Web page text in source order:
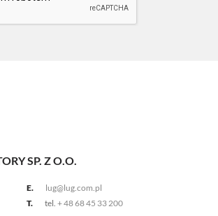
SP. Z O.O.
E.
lug@lug.com.pl
T.
tel. + 48 68 45 33 200